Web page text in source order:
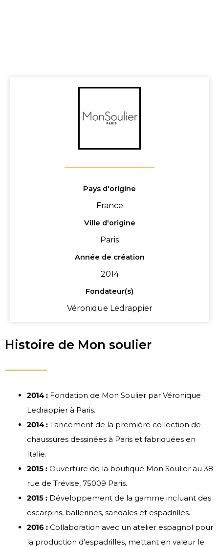
Pays d'origine
France
Ville d'origine
Paris
Année de création
2014
Fondateur(s)
Véronique Ledrappier
Histoire de Mon soulier
2014 : Fondation de Mon Soulier par Véronique
Ledrappier à Paris.
2014 : Lancement de la première collection de
chaussures dessinées à Paris et fabriquées en
Italie.
2015 : Ouverture de la boutique Mon Soulier au 38
rue de Trévise, 75009 Paris.
2015 : Développement de la gamme incluant des
escarpins, ballerines, sandales et espadrilles.
2016 : Collaboration avec un atelier espagnol pour
la production d’espadrilles, mettant en valeur le